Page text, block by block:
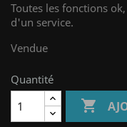
Toutes les fonctions
d'un service.
Vendue
Quantité
